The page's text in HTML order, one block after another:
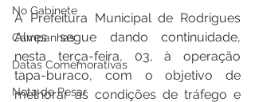
No Gabinete
Campanhas
Datas Comemorativas
Nota de Pesar
A Prefeitura Municipal de Rodrigues
Alves segue dando continuidade,
nesta terça-feira, 03, à operação
tapa-buraco, com o objetivo de
melhorar as condições de tráfego e